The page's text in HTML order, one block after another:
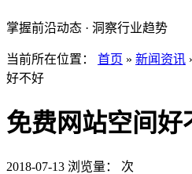
掌握前沿动态 · 洞察行业趋势
当前所在位置： 首页 » 新闻资讯
好不好
免费网站空间好
2018-07-13 浏览量：
次